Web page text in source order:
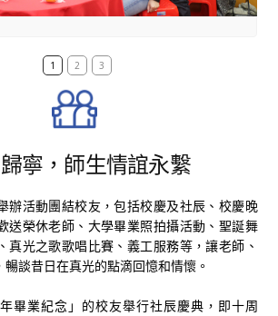
1 2 3
寧，師生情誼永繫
辦活動團結校友，包括校慶及社辰、校慶晚
送榮休老師、大學畢業照拍攝活動、聖誕舞
真光之歌歌唱比賽、義工服務等，讓老師、
談昔日在真光的點滴回憶和情懷。
畢業紀念」的校友舉行社辰慶典，即十周